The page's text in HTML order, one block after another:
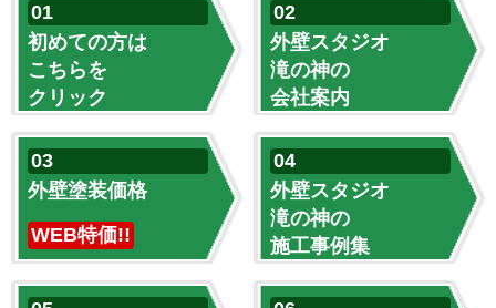
初めての方は
こちらを
クリック
外壁スタジオ
滝の神の
会社案内
外壁塗装価格
WEB特価!!
外壁スタジオ
滝の神の
施工事例集